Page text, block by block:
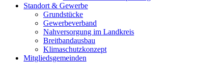
Standort & Gewerbe
Grundstücke
Gewerbeverband
Nahversorgung im Landkreis
Breitbandausbau
Klimaschutzkonzept
Mitgliedsgemeinden